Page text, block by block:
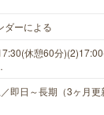
ダーによる
休憩60分
即日～長期（3ヶ月